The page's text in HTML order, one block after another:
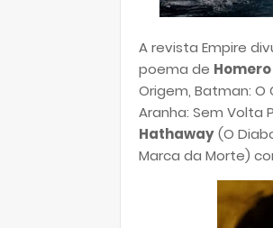
A revista Empire
poema de Homero
Origem, Batman:
Aranha: Sem Volta
Hathaway(O
Marca da Morte)